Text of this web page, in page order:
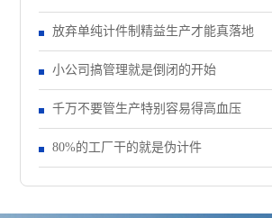
放弃单纯计件制精益生产才能真落地
小公司搞管理就是倒闭的开始
千万不要管生产特别容易得高血压
80%的工厂干的就是伪计件